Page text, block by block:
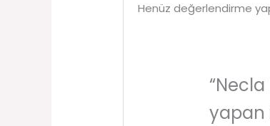
Henüz değerlendirme
yapan